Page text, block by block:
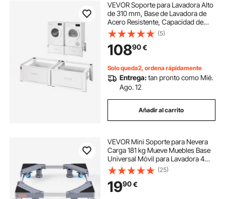
VEVOR Soporte para Lavadora Alto
de 310 mm, Base de Lavadora de
Acero Resistente, Capacidad de
Carga de 150 kg, Pedestal Universal
para Secadora con Cajón, Patas
Antideslizantes, 2 Piezas, Blanco
(5)
10890€
Solo queda2, ordena rápidamente
Entrega:tan pronto como Mié.
Ago. 12
Añadir al carrito
VEVOR Mini Soporte para Nevera
Carga 181 kg Mueve Muebles Base
Universal Móvil para Lavadora 4
Ruedas Giratorias Bloqueables Base
para Frigoríficos, Secadoras,
Lavadoras
(25)
1990€